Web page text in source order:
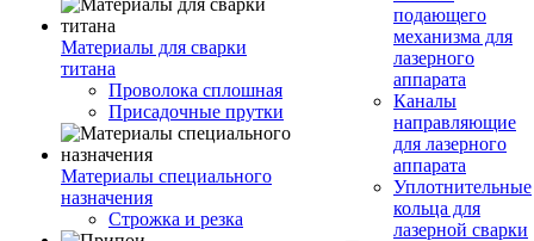
Материалы для сварки
титана
Проволока сплошная
Присадочные прутки
Материалы специального
назначения
Строжка и резка
подающего
механизма для
лазерного
аппарата
Каналы
направляющие
для лазерного
аппарата
Уплотнительные
кольца для
лазерной сварки